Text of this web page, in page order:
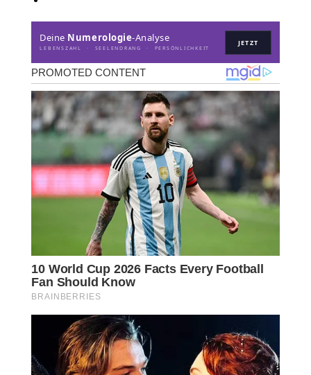
Deine Numerologie-Analyse
LEBENSZAHL · SEELENDRANG · PERSÖNLICHKEIT
JETZT